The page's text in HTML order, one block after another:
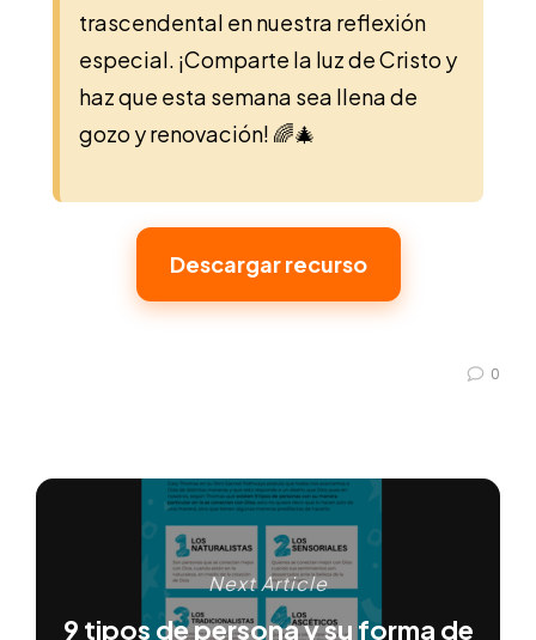
trascendental en nuestra reflexión
especial. ¡Comparte la luz de Cristo y
haz que esta semana sea llena de
gozo y renovación! 🌈🎄
Descargar recurso
0
Next Article
9 tipos de persona y su forma de